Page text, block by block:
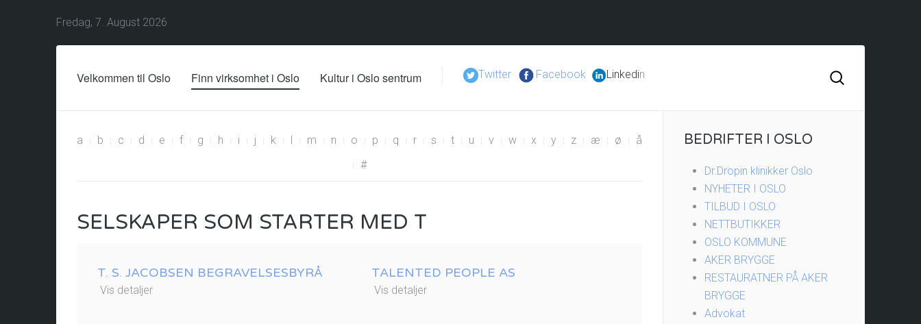
Fredag, 7. August 2026
Velkommen til Oslo Finn virksomhet i Oslo Kultur i Oslo sentrum Twitter Facebook Linkedin
a b c d e f g h i j k l m n o p q r s t u v w x y z æ ø
å
#
SELSKAPER SOM STARTER MED T
T. S. JACOBSEN BEGRAVELSESBYRÅ
Vis detaljer
TALENTED PEOPLE AS
Vis detaljer
BEDRIFTER I OSLO
Dr.Dropin klinikker Oslo
NYHETER I OSLO
TILBUD I OSLO
NETTBUTIKKER
OSLO KOMMUNE
AKER BRYGGE
RESTAURATNER PÅ AKER
BRYGGE
Advokat